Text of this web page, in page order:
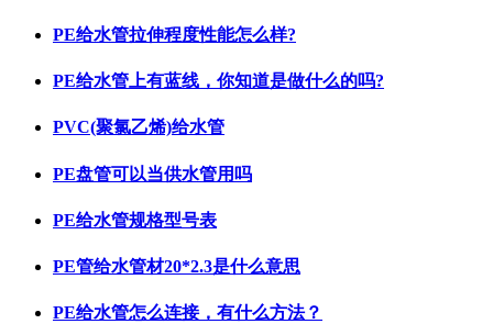
PE给水管拉伸程度性能怎么样?
PE给水管上有蓝线，你知道是做什么的吗?
PVC(聚氯乙烯)给水管
PE盘管可以当供水管用吗
PE给水管规格型号表
PE管给水管材20*2.3是什么意思
PE给水管怎么连接，有什么方法？